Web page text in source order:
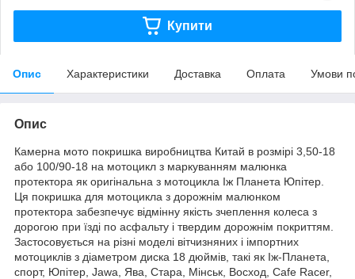
Купити
Опис Характеристики Доставка Оплата Умови
Опис
Камерна мото покришка виробництва Китай в розмірі 3,50-18
або 100/90-18 на мотоцикл з маркуванням малюнка
протектора як оригінальна з мотоцикла Іж Планета Юпітер.
Ця покришка для мотоцикла з дорожнім малюнком
протектора забезпечує відмінну якість зчеплення колеса з
дорогою при їзді по асфальту і твердим дорожнім покриттям.
Застосовується на різні моделі вітчизняних і імпортних
мотоциклів з діаметром диска 18 дюймів, такі як Іж-Планета,
спорт, Юпітер, Jawa, Ява, Стара, Мінськ, Восход, Cafe Raсer,